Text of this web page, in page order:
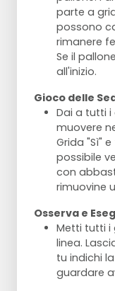
parte a
possono
rimanere
Se il
all'inizio.
Gioco delle
Dai a tutti i
muovere
Grida "Sì"
possibile
con
rimuovine
Osserva e
Metti tutti i
linea.
tu indichi
guardare